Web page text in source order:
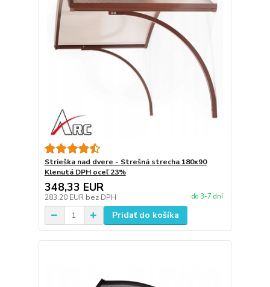
Strieška nad dvere - Strešná strecha 180x90
Klenutá DPH oceľ 23%
348,33 EUR
283,20 EUR bez DPH do 3-7 dní
Pridať do košíka